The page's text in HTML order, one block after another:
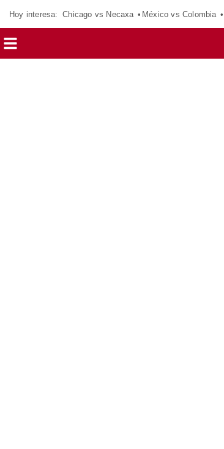
Hoy interesa: Chicago vs Necaxa México vs Colombia